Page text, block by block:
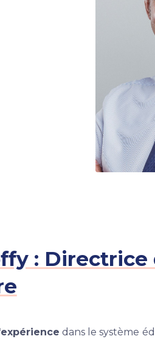
: Directrice
dans le système